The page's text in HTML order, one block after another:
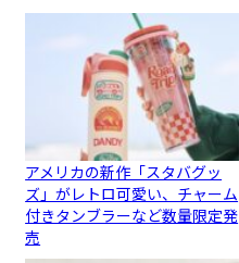
アメリカの新作「スタバグッ
ズ」がレトロ可愛い、チャーム
付きタンブラーなど数量限定発
売